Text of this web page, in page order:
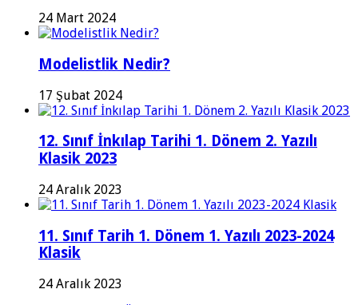
24 Mart 2024
Modelistlik Nedir?
17 Şubat 2024
12. Sınıf İnkılap Tarihi 1. Dönem 2. Yazılı
Klasik 2023
24 Aralık 2023
11. Sınıf Tarih 1. Dönem 1. Yazılı 2023-2024
Klasik
24 Aralık 2023